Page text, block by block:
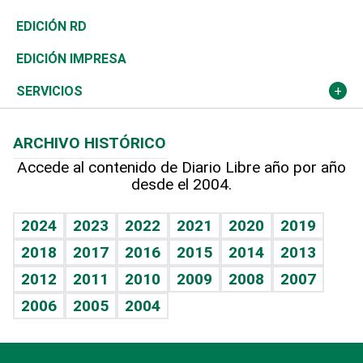
Ocenanía
Caribe
Resto del mundo
Telecom.
Global y variable
Economía personal
Sociales
Novedades
Podcast Arte Libre
Hablando con el pediatra
Vida y familia
Eñe
Celebrando la vida
Sin complejos
En pocas palabras
Tenis
Olimpismo
Más deportes
TBT Deportivo
El Espía
Noticiero Poteleche
Columnistas
Más firmas
Historia
Martes de tecnología
Cambio climático
Revista
Deportes
Opinión
Hecho en casa
Guía del dinero
EDICIÓN RD
EDICIÓN IMPRESA
SERVICIOS
Cumpleaños
Horóscopos
Crucigramas
ARCHIVO HISTÓRICO
Accede al contenido de Diario Libre año por año
desde el 2004.
2024 2023 2022 2021 2020
2019
2018
2017 2016 2015 2014
2013
2012
2011 2010 2009 2008
2007
2006
2005 2004